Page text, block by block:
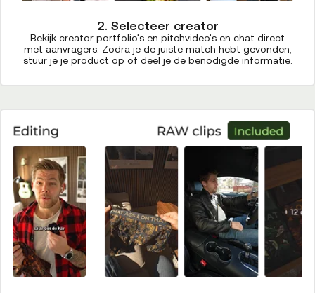
2. Selecteer creator
Bekijk creator portfolio's en pitchvideo's en chat direct
met aanvragers. Zodra je de juiste match hebt gevonden,
stuur je je product op of deel je de benodigde informatie.